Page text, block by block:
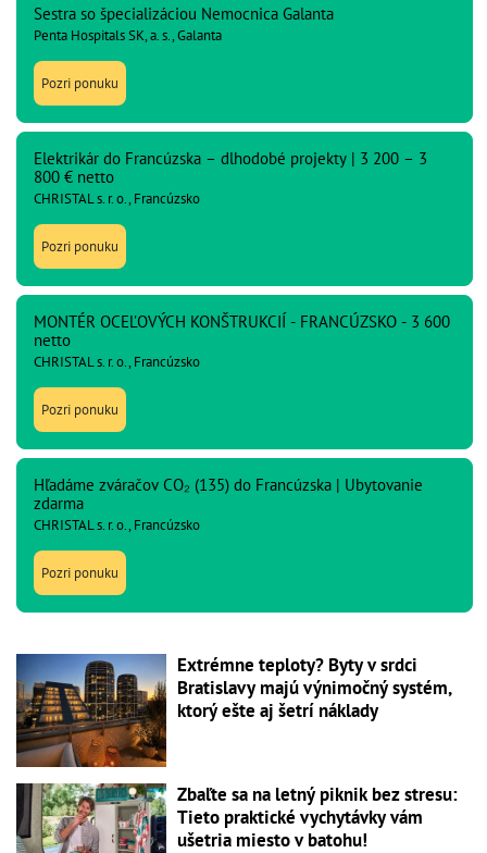
Sestra so špecializáciou Nemocnica Galanta
Penta Hospitals SK, a. s., Galanta
Pozri ponuku
Elektrikár do Francúzska – dlhodobé projekty | 3 200 – 3
800 € netto
CHRISTAL s. r. o., Francúzsko
Pozri ponuku
MONTÉR OCEĽOVÝCH KONŠTRUKCIÍ - FRANCÚZSKO - 3 600
netto
CHRISTAL s. r. o., Francúzsko
Pozri ponuku
Hľadáme zváračov CO₂ (135) do Francúzska | Ubytovanie
zdarma
CHRISTAL s. r. o., Francúzsko
Pozri ponuku
Extrémne teploty? Byty v srdci
Bratislavy majú výnimočný systém,
ktorý ešte aj šetrí náklady
Zbaľte sa na letný piknik bez stresu:
Tieto praktické vychytávky vám
ušetria miesto v batohu!